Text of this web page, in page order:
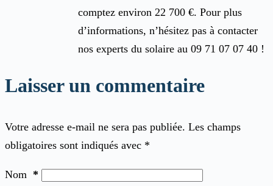
comptez environ 22 700 €. Pour plus
d’informations, n’hésitez pas à contacter
nos experts du solaire au 09 71 07 07 40 !
Laisser un commentaire
Votre adresse e-mail ne sera pas publiée. Les champs
obligatoires sont indiqués avec *
Nom *